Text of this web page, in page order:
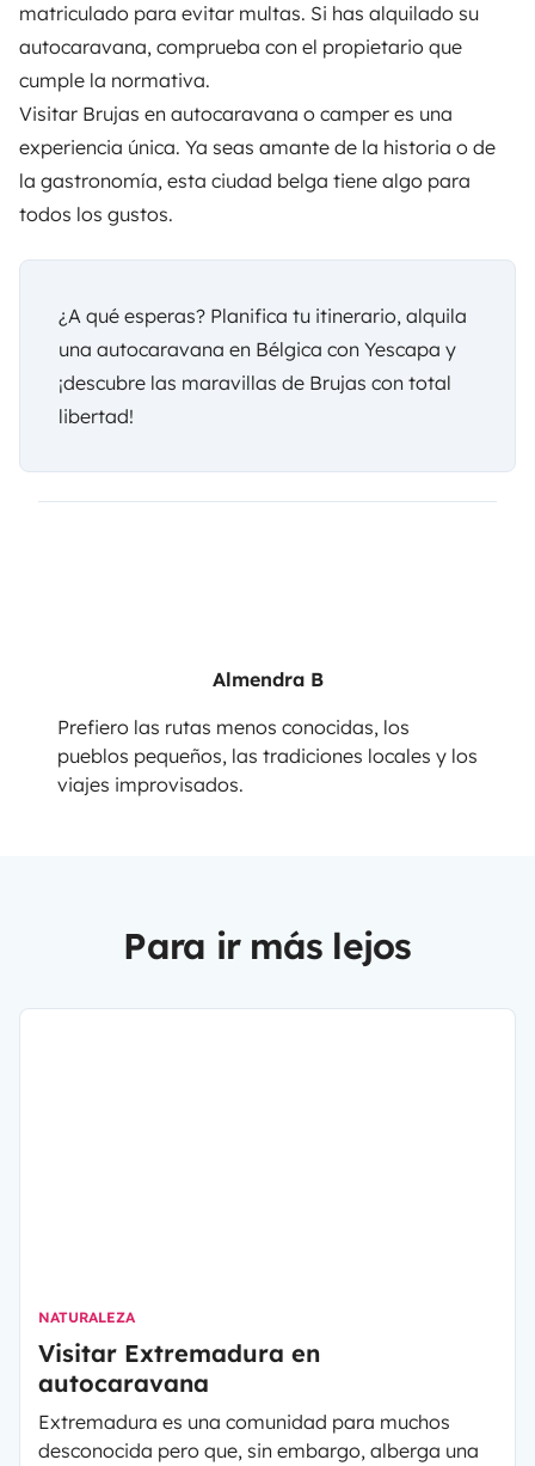
matriculado para evitar multas. Si has alquilado su
autocaravana, comprueba con el propietario que
cumple la normativa.
Visitar Brujas en autocaravana o camper es una
experiencia única. Ya seas amante de la historia o de
la gastronomía, esta ciudad belga tiene algo para
todos los gustos.
¿A qué esperas? Planifica tu itinerario, alquila
una autocaravana en Bélgica con Yescapa y
¡descubre las maravillas de Brujas con total
libertad!
Almendra B
Prefiero las rutas menos conocidas, los
pueblos pequeños, las tradiciones locales y los
viajes improvisados.
Para ir más lejos
NATURALEZA
Visitar Extremadura en
autocaravana
Extremadura es una comunidad para muchos
desconocida pero que, sin embargo, alberga una